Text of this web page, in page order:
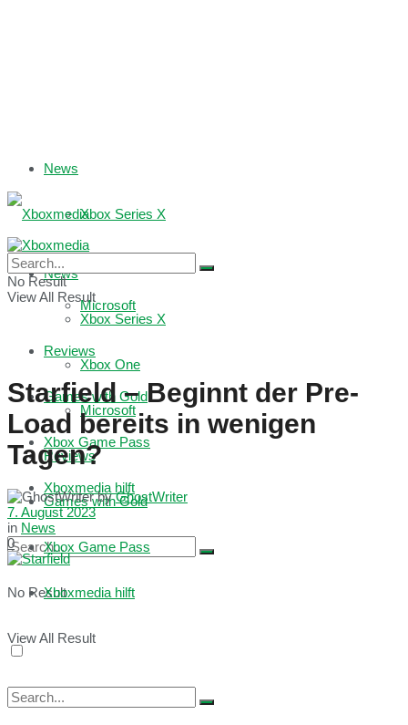
News
Xbox Series X
Microsoft
Reviews
Games with Gold
Xbox Game Pass
Xboxmedia hilft
No Result
View All Result
News
Xbox Series X
Xbox One
Microsoft
Reviews
Games with Gold
Xbox Game Pass
Xboxmedia hilft
No Result
View All Result
Starfield – Beginnt der Pre-
Load bereits in wenigen
Tagen?
by GhostWriter
7. August 2023
in News
0